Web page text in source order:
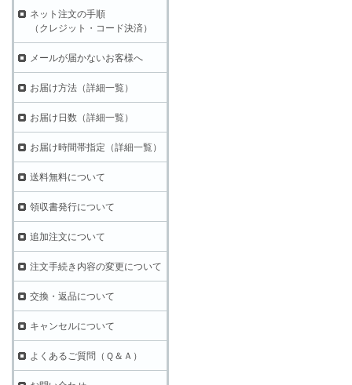
ネット注文の手順
（クレジット・コード決済）
メールが届かないお客様へ
お届け方法（詳細一覧）
お届け日数（詳細一覧）
お届け時間帯指定（詳細一覧）
送料無料について
領収書発行について
追加注文について
注文手続き内容の変更について
交換・返品について
キャンセルについて
よくあるご質問（Ｑ＆Ａ）